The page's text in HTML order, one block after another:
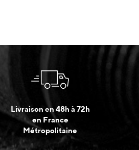
Livraison en 48h à 72h
en France
Métropolitaine